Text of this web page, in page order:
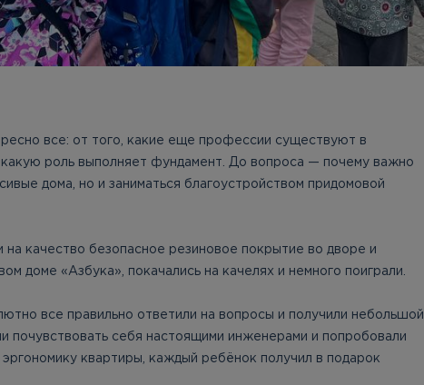
все: от того, какие еще профессии существуют в
какую роль выполняет фундамент. До вопроса — почему важно
дома, но и заниматься благоустройством придомовой
качество безопасное резиновое покрытие во дворе и
доме «Азбука», покачались на качелях и немного поиграли.
все правильно ответили на вопросы и получили небольшой
почувствовать себя настоящими инженерами и попробовали
эргономику квартиры, каждый ребёнок получил в подарок